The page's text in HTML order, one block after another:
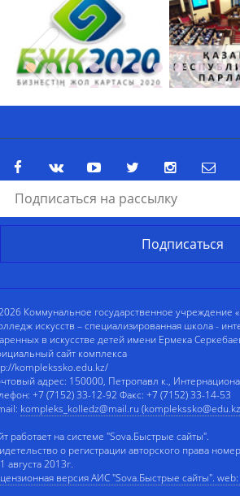
Коммунальное государственное учреждение
искусств – специализированная школа -
в искусстве детей имени Ермека
сайт комплекса
komplekssko.edu.kz/
адрес: 150000, Петропавл к.,
+7 (7152) 33-12-92 Факс: +7 (7152) 33-14-53
kompleks_kolledz@mail.ru
работает на системе "Sova.Быстрые сайты".
о регистрации авторского права
августа 2013г.
версия АИС "Sova.Быстрые сайты".